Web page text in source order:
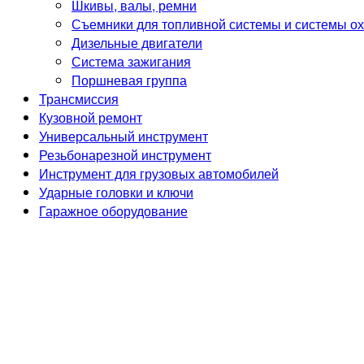
Шкивы, валы, ремни
Съемники для топливной системы и системы
Дизельные двигатели
Система зажигания
Поршневая группа
Трансмиссия
Кузовной ремонт
Универсальный инструмент
Резьбонарезной инструмент
Инструмент для грузовых автомобилей
Ударные головки и ключи
Гаражное оборудование